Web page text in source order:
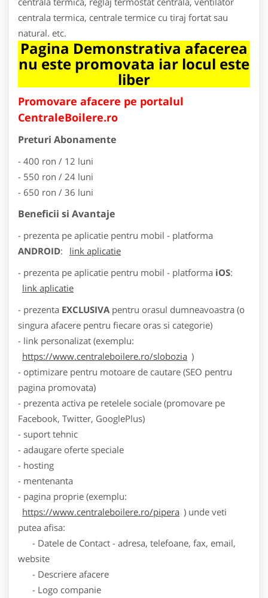
centrala termica, centrale termice cu tiraj fortat sau
natural. etc.
Pagina Demonstrativa afacerea
nu este promovata iar locul este
liber
Promovare afacere pe portalul
CentraleBoilere.ro
Preturi Abonamente
- 400 ron / 12 luni
- 550 ron / 24 luni
- 650 ron / 36 luni
Beneficii si Avantaje
- prezenta pe aplicatie pentru mobil - platforma
ANDROID:
link aplicatie
- prezenta pe aplicatie pentru mobil - platforma iOS:
link aplicatie
- prezenta EXCLUSIVA pentru orasul dumneavoastra (o
singura afacere pentru fiecare oras si categorie)
- link personalizat (exemplu:
https://www.centraleboilere.ro/slobozia )
- optimizare pentru motoare de cautare (SEO pentru
pagina promovata)
- prezenta activa pe retelele sociale (promovare pe
Facebook, Twitter, GooglePlus)
- suport tehnic
- adaugare oferte speciale
- hosting
- mentenanta
- pagina proprie (exemplu:
https://www.centraleboilere.ro/pipera ) unde veti
putea afisa:
- Datele de Contact - adresa, telefoane, fax, email,
website
- Descriere afacere
- Logo companie